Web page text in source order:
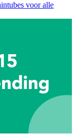
voor alle